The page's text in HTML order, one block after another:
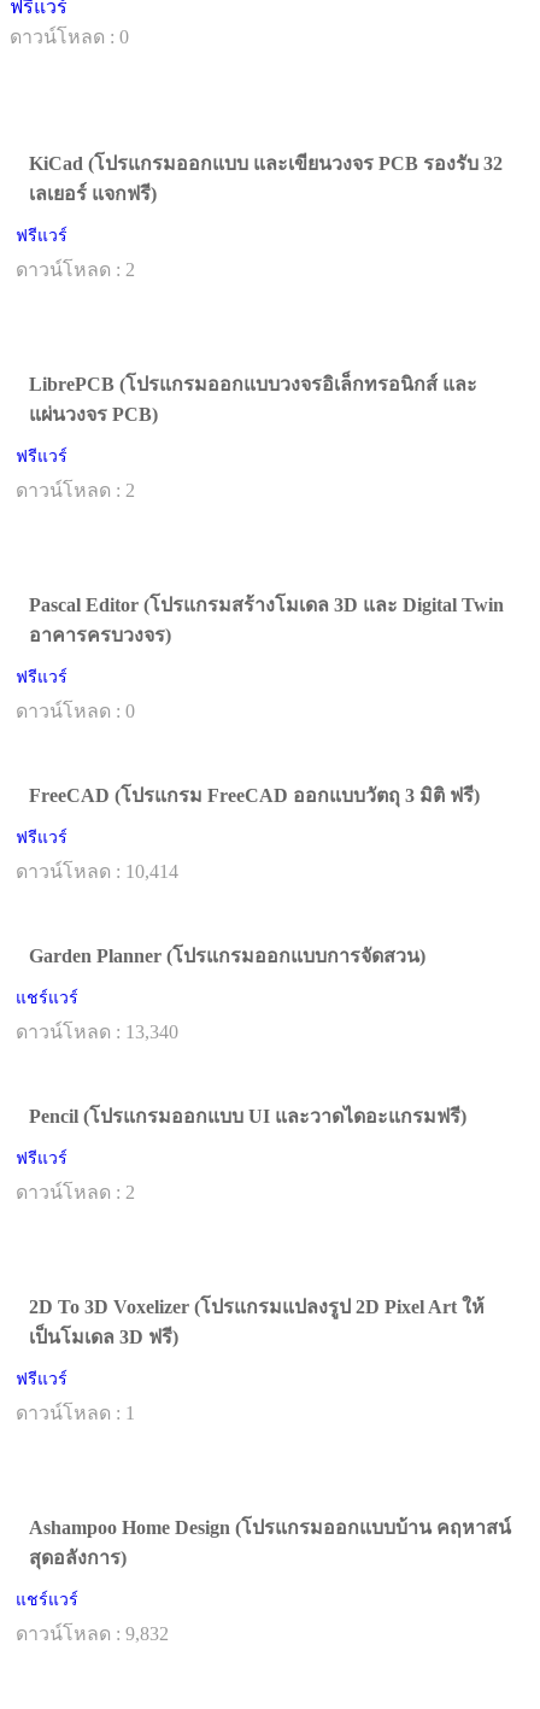
ฟรีแวร์
ดาวน์โหลด : 0
KiCad (โปรแกรมออกแบบ และเขียนวงจร PCB รองรับ 32
เลเยอร์ แจกฟรี)
ฟรีแวร์
ดาวน์โหลด : 2
LibrePCB (โปรแกรมออกแบบวงจรอิเล็กทรอนิกส์ และ
แผ่นวงจร PCB)
ฟรีแวร์
ดาวน์โหลด : 2
Pascal Editor (โปรแกรมสร้างโมเดล 3D และ Digital Twin
อาคารครบวงจร)
ฟรีแวร์
ดาวน์โหลด : 0
FreeCAD (โปรแกรม FreeCAD ออกแบบวัตถุ 3 มิติ ฟรี)
ฟรีแวร์
ดาวน์โหลด : 10,414
Garden Planner (โปรแกรมออกแบบการจัดสวน)
แชร์แวร์
ดาวน์โหลด : 13,340
Pencil (โปรแกรมออกแบบ UI และวาดไดอะแกรมฟรี)
ฟรีแวร์
ดาวน์โหลด : 2
2D To 3D Voxelizer (โปรแกรมแปลงรูป 2D Pixel Art ให้
เป็นโมเดล 3D ฟรี)
ฟรีแวร์
ดาวน์โหลด : 1
Ashampoo Home Design (โปรแกรมออกแบบบ้าน คฤหาสน์
สุดอลังการ)
แชร์แวร์
ดาวน์โหลด : 9,832